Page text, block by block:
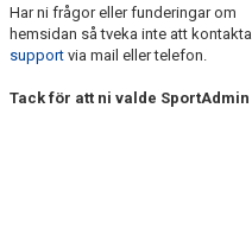
TRUPPEN
BILDGALLERI
Har ni frågor eller funderingar om
hemsidan så tveka inte att kontakta
support via mail eller telefon.
Tack för att ni valde SportAdmin